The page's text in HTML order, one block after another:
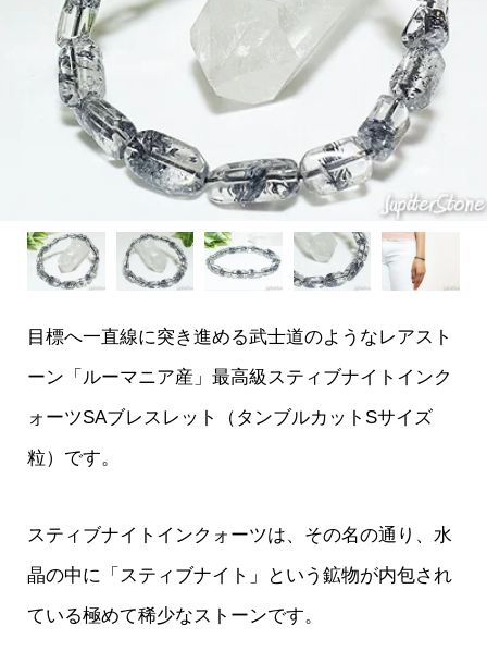
目標へ一直線に突き進める武士道のようなレアスト
ーン「ルーマニア産」最高級スティブナイトインク
ォーツSAブレスレット（タンブルカットSサイズ
粒）です。
スティブナイトインクォーツは、その名の通り、水
晶の中に「スティブナイト」という鉱物が内包され
ている極めて稀少なストーンです。